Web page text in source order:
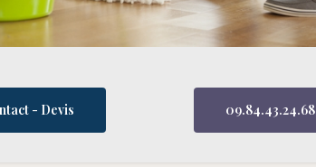
- Devis 09.84.43.24.68